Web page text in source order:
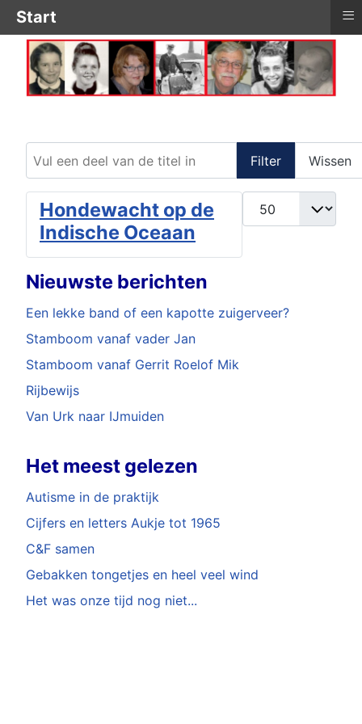
Filter Wissen
Toon #
Hondewacht op de
Indische Oceaan
Nieuwste berichten
Een lekke band of een kapotte zuigerveer?
Stamboom vanaf vader Jan
Stamboom vanaf Gerrit Roelof Mik
Rijbewijs
Van Urk naar IJmuiden
Het meest gelezen
Autisme in de praktijk
Cijfers en letters Aukje tot 1965
C&F samen
Gebakken tongetjes en heel veel wind
Het was onze tijd nog niet...
Start ≡